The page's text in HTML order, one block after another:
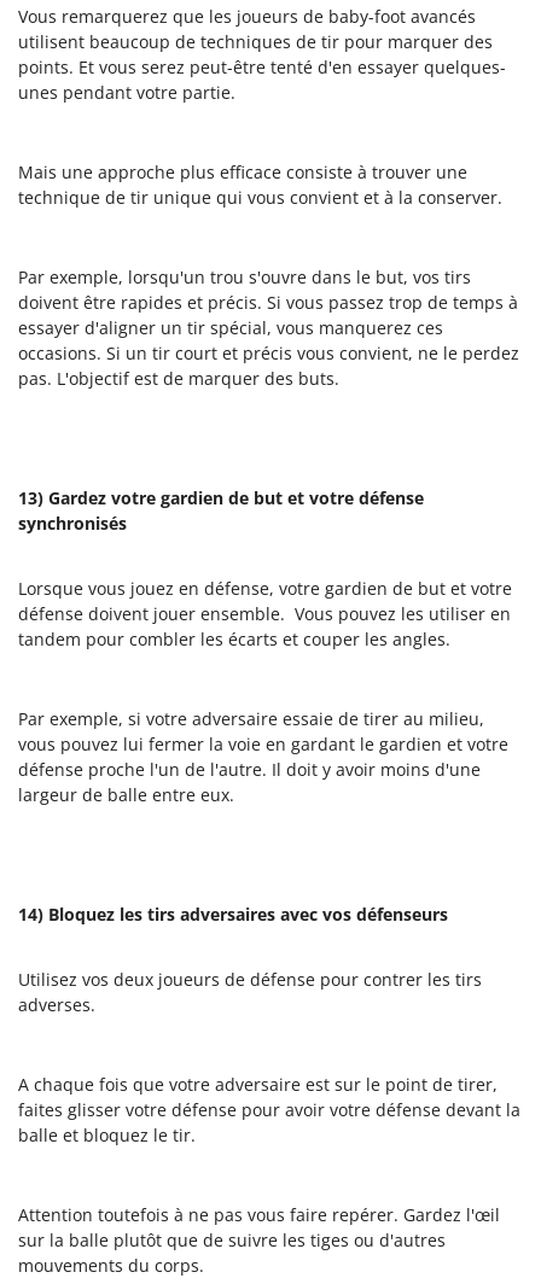
Vous remarquerez que les joueurs de baby-foot avancés
utilisent beaucoup de techniques de tir pour marquer des
points. Et vous serez peut-être tenté d'en essayer quelques-
unes pendant votre partie.
Mais une approche plus efficace consiste à trouver une
technique de tir unique qui vous convient et à la conserver.
Par exemple, lorsqu'un trou s'ouvre dans le but, vos tirs
doivent être rapides et précis. Si vous passez trop de temps à
essayer d'aligner un tir spécial, vous manquerez ces
occasions. Si un tir court et précis vous convient, ne le perdez
pas. L'objectif est de marquer des buts.
13) Gardez votre gardien de but et votre défense
synchronisés
Lorsque vous jouez en défense, votre gardien de but et votre
défense doivent jouer ensemble. Vous pouvez les utiliser en
tandem pour combler les écarts et couper les angles.
Par exemple, si votre adversaire essaie de tirer au milieu,
vous pouvez lui fermer la voie en gardant le gardien et votre
défense proche l'un de l'autre. Il doit y avoir moins d'une
largeur de balle entre eux.
14) Bloquez les tirs adversaires avec vos défenseurs
Utilisez vos deux joueurs de défense pour contrer les tirs
adverses.
A chaque fois que votre adversaire est sur le point de tirer,
faites glisser votre défense pour avoir votre défense devant la
balle et bloquez le tir.
Attention toutefois à ne pas vous faire repérer. Gardez l'œil
sur la balle plutôt que de suivre les tiges ou d'autres
mouvements du corps.